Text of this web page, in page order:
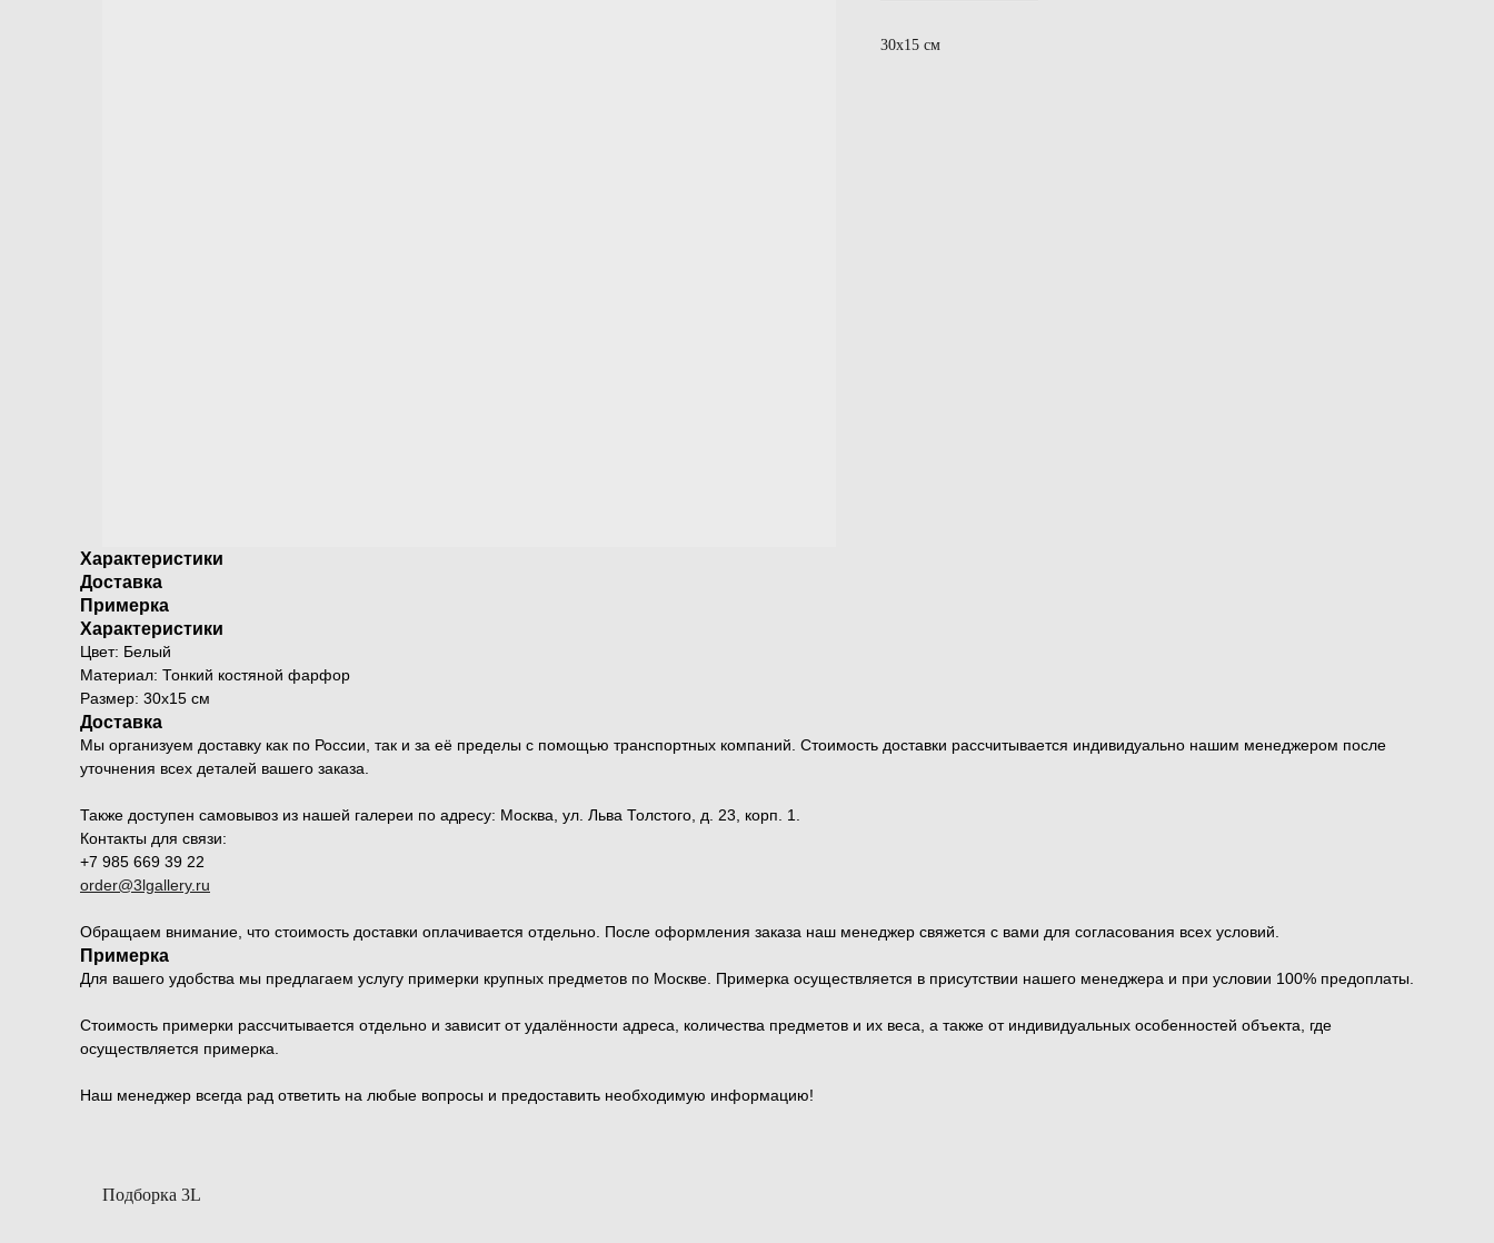
30x15 см
Характеристики
Доставка
Примерка
Характеристики
Цвет: Белый
Материал: Тонкий костяной фарфор
Размер: 30x15 см
Доставка
Мы организуем доставку как по России, так и за её пределы с помощью транспортных компаний. Стоимость доставки рассчитывается индивидуально нашим менеджером после
уточнения всех деталей вашего заказа.
Также доступен самовывоз из нашей галереи по адресу: Москва, ул. Льва Толстого, д. 23, корп. 1.
Контакты для связи:
+7 985 669 39 22
order@3lgallery.ru
Обращаем внимание, что стоимость доставки оплачивается отдельно. После оформления заказа наш менеджер свяжется с вами для согласования всех условий.
Примерка
Для вашего удобства мы предлагаем услугу примерки крупных предметов по Москве. Примерка осуществляется в присутствии нашего менеджера и при условии 100% предоплаты.
Стоимость примерки рассчитывается отдельно и зависит от удалённости адреса, количества предметов и их веса, а также от индивидуальных особенностей объекта, где
осуществляется примерка.
Наш менеджер всегда рад ответить на любые вопросы и предоставить необходимую информацию!
Подборка 3L